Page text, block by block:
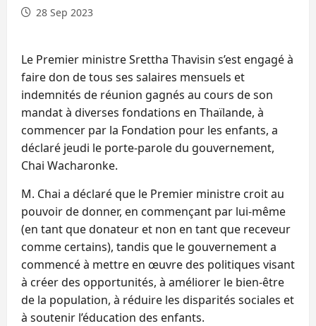
28 Sep 2023
Le Premier ministre Srettha Thavisin s’est engagé à
faire don de tous ses salaires mensuels et
indemnités de réunion gagnés au cours de son
mandat à diverses fondations en Thaïlande, à
commencer par la Fondation pour les enfants, a
déclaré jeudi le porte-parole du gouvernement,
Chai Wacharonke.
M. Chai a déclaré que le Premier ministre croit au
pouvoir de donner, en commençant par lui-même
(en tant que donateur et non en tant que receveur
comme certains), tandis que le gouvernement a
commencé à mettre en œuvre des politiques visant
à créer des opportunités, à améliorer le bien-être
de la population, à réduire les disparités sociales et
à soutenir l’éducation des enfants.